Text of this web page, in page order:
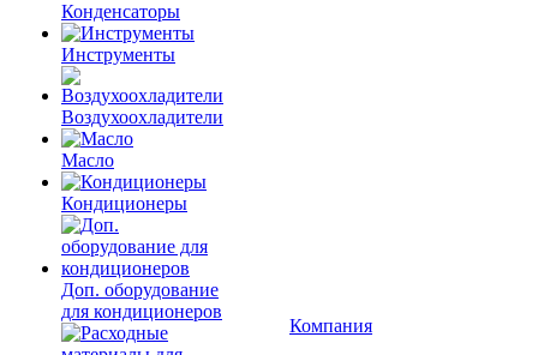
Конденсаторы
Инструменты
Воздухоохладители
Масло
Кондиционеры
Доп. оборудование
для кондиционеров
Компания